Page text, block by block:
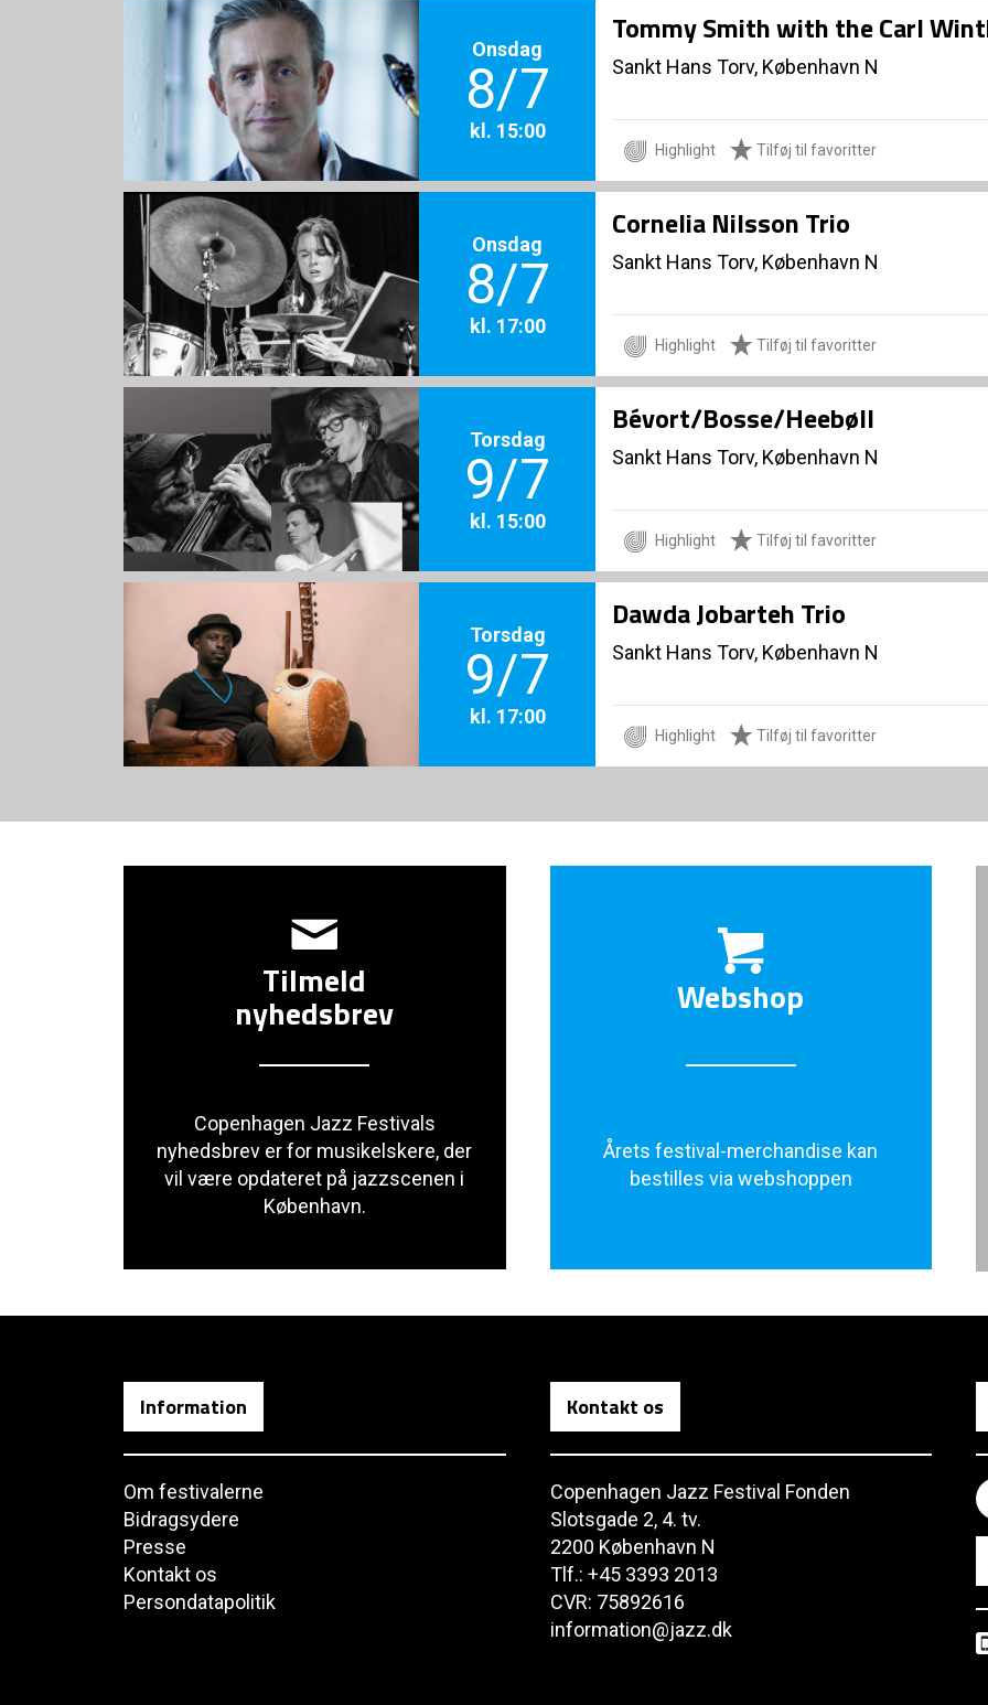
Onsdag
8/7
kl. 15:00
Tommy Smith with the Carl
Sankt Hans Torv, København N
Highlight Tilføj til favoritter
Onsdag
8/7
kl. 17:00
Cornelia Nilsson Trio
Sankt Hans Torv, København N
Highlight Tilføj til favoritter
Torsdag
9/7
kl. 15:00
Bévort/Bosse/Heebøll
Sankt Hans Torv, København N
Highlight Tilføj til favoritter
Torsdag
9/7
kl. 17:00
Dawda Jobarteh Trio
Sankt Hans Torv, København N
Highlight Tilføj til favoritter
Tilmeld
nyhedsbrev
Copenhagen Jazz Festivals
nyhedsbrev er for musikelskere, der
vil være opdateret på jazzscenen i
København.
Webshop
Årets festival-merchandise kan
bestilles via webshoppen
Information
Om festivalerne
Bidragsydere
Presse
Kontakt os
Persondatapolitik
Kontakt os
Copenhagen Jazz Festival Fonden
Slotsgade 2, 4. tv.
2200 København N
Tlf.: +45 3393 2013
CVR: 75892616
information@jazz.dk